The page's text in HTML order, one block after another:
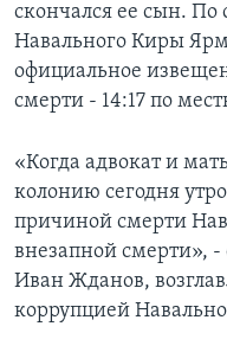
скончался ее сын. По
Навального Киры
официальное
смерти - 14:17 по
«Когда адвокат и
колонию сегодня
причиной смерти
внезапной смерти»,
Иван Жданов,
коррупцией